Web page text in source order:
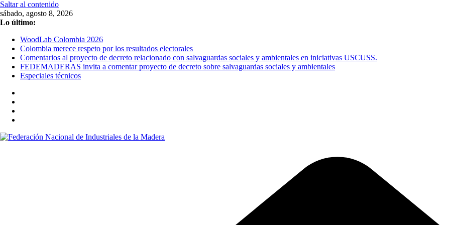
Saltar al contenido
sábado, agosto 8, 2026
Lo último:
WoodLab Colombia 2026
Colombia merece respeto por los resultados electorales
Comentarios al proyecto de decreto relacionado con salvaguardas sociales y ambientales en iniciativas USCUSS.
FEDEMADERAS invita a comentar proyecto de decreto sobre salvaguardas sociales y ambientales
Especiales técnicos